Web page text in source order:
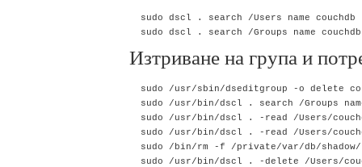
  sudo dscl . search /Users name couchdb
Изтриване на група и
sudo /usr/sbin/dseditgroup -o delete
sudo /usr/bin/dscl . search /Groups
sudo /usr/bin/dscl . -read /Users/
sudo /usr/bin/dscl . -read /Users/
sudo /bin/rm -f /private/var/db/